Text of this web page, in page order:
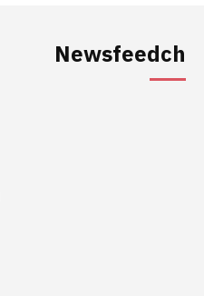
Newsfeedch